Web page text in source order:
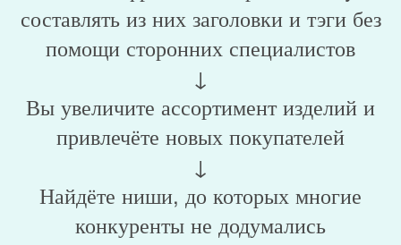
составлять из них заголовки и тэги без
помощи сторонних специалистов
↓
Вы увеличите ассортимент изделий и
привлечёте новых покупателей
↓
Найдёте ниши, до которых многие
конкуренты не додумались